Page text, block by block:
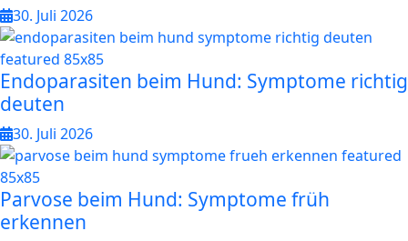
30. Juli 2026
Endoparasiten beim Hund: Symptome richtig
deuten
30. Juli 2026
Parvose beim Hund: Symptome früh
erkennen